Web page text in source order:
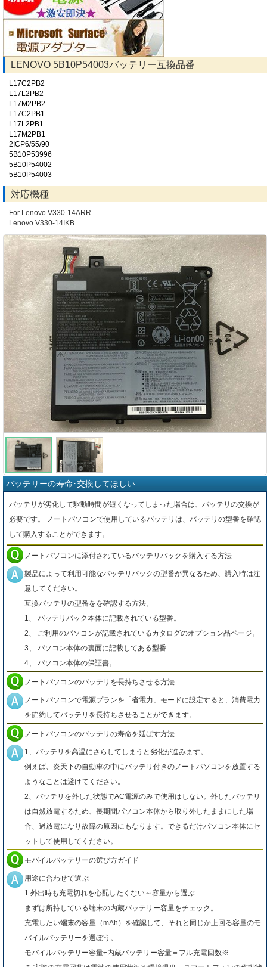
LENOVO 5B10P54003バッテリー互換品番
L17C2PB2
L17L2PB2
L17M2PB2
L17C2PB1
L17L2PB1
L17M2PB1
2ICP6/55/90
5B10P53996
5B10P54002
5B10P54003
対応機種
For Lenovo V330-14ARR
Lenovo V330-14IKB
バッテリーの寿命･交換してほしい
バッテリが劣化して駆動時間が短くなってしまった場合は、バッテリの交換が
必要です。 ノートパソコンで使用しているバッテリは、バッテリの型番を確認
して購入することができます。
ノートパソコンに添付されているバッテリパックを購入する方法
製品によって利用可能なバッテリパックの型番が異なるため、購入時は注
意してください。
互換バッテリの型番をを確認する方法。
1、 バッテリパック本体に記載されている型番。
2、 ご利用のパソコンが記載されているカタログのオプション品ページ。
3、 パソコン本体の裏面に記載してある型番
4、 パソコン本体の保証書。
ノートパソコンのバッテリを長持ちさせる方法
ノートパソコンで電源プランを「省電力」モードに設定すると、消費電力
を節約してバッテリを長持ちさせることができます。
ノートパソコンのバッテリの寿命を延ばす方法
1、バッテリを高温にさらしてしまうと劣化が進みます。
例えば、炎天下の自動車の中にバッテリ付きのノートパソコンを放置する
ようなことは避けてください。
2、バッテリを外した状態でAC電源のみで使用はしない。外したバッテリ
は自然放電するため、長期間パソコン本体から取り外したままにした場
合、過放電になり故障の原因にもなります。できるだけパソコン本体にセ
ットして使用してください。
モバイルバッテリーの選び方ガイド
用途に合わせて選ぶ
1.外出時も充電切れを心配したくない～容量から選ぶ
まずは所持している端末の内蔵バッテリー容量をチェック。
充電したい端末の容量（mAh）を確認して、それと同じか上回る容量のモ
バイルバッテリーを選ぼう。
モバイルバッテリー容量÷内蔵バッテリー容量＝フル充電回数※